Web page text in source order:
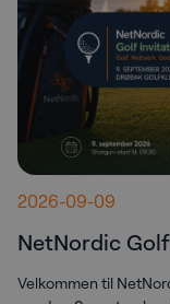
2026-09-09
NetNordic
Velkommen til